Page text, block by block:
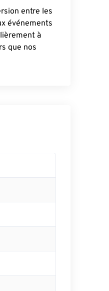
entre les
événements
à
que nos